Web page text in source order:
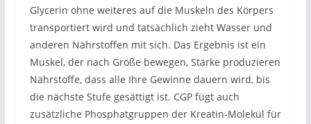
Glycerin ohne weiteres auf die Muskeln des Körpers
transportiert wird und tatsächlich zieht Wasser und
anderen Nährstoffen mit sich. Das Ergebnis ist ein
Muskel, der nach Größe bewegen, Stärke produzieren
Nährstoffe, dass alle Ihre Gewinne dauern wird, bis
die nächste Stufe gesättigt ist. CGP fügt auch
zusätzliche Phosphatgruppen der Kreatin-Molekül für